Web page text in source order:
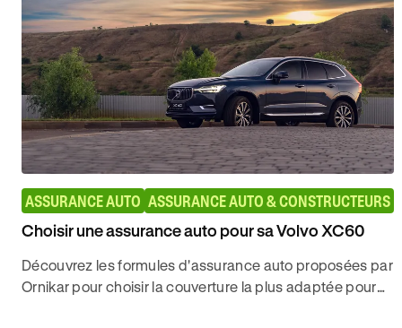
ASSURANCE AUTO ASSURANCE AUTO & CONSTRUCTEURS
Choisir une assurance auto pour sa Volvo XC60
Découvrez les formules d'assurance auto proposées par
Ornikar pour choisir la couverture la plus adaptée pour